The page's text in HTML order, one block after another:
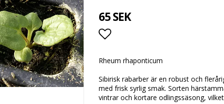
65 SEK
Lägg till i favoritlistan
Rheum rhaponticum
Sibirisk rabarber är en robust och
med frisk syrlig smak. Sorten
vintrar och kortare odlingssäsong,